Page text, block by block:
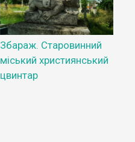
Збараж. Старовинний
міський християнський
цвинтар